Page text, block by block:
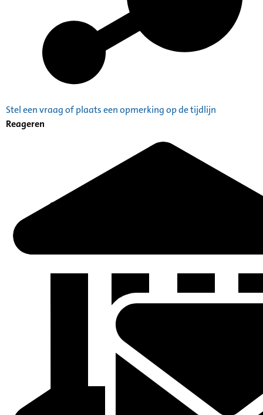
Stel een vraag of plaats een opmerking op de tijdlijn
Reageren